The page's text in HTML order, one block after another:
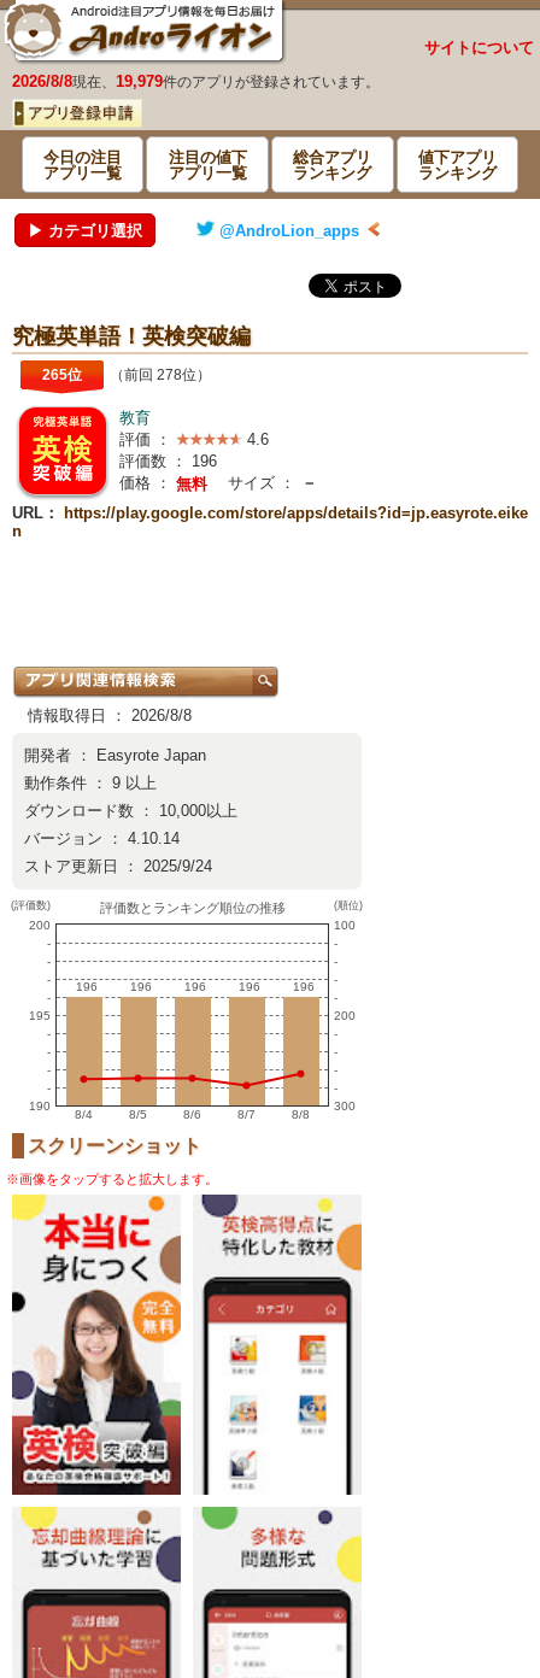
サイトについて
2026/8/8現在、 19,979件のアプリが登録されています。
今日の注目
アプリ一覧
注目の値下
アプリ一覧
総合アプリ
ランキング
値下アプリ
ランキング
▶ カテゴリ選択 @AndroLion_apps
究極英単語！英検突破編
265位 （前回 278位）
教育
評価 ：
4.6
評価数 ： 196
価格 ： 無料 サイズ ：
－
URL：
https://play.google.com/store/apps/details?id=jp.easyrote.eike
n
情報取得日 ： 2026/8/8
開発者 ：
Easyrote Japan
動作条件 ： 9 以上
ダウンロード数 ： 10,000以上
バージョン ： 4.10.14
ストア更新日 ： 2025/9/24
(評価数)
200
-
-
-
-
195
-
-
-
-
190
評価数とランキング順位の推移
196
196 196
196 196
196 196
196 196
196
8/4 8/5 8/6 8/7 8/8
(順位)
100
-
-
-
-
200
-
-
-
-
300
スクリーンショット
※画像をタップすると拡大します。